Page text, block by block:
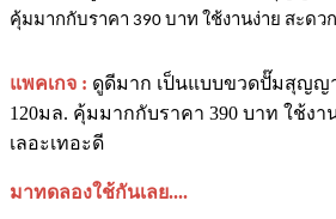
คุ้มมากกับราคา 390 บาท ใช้งานง่าย สะดว
แพคเกจ : ดูดีมาก เป็นแบบขวดปั๊มสุญญ
120มล. คุ้มมากกับราคา 390 บาท ใช้งา
เลอะเทอะดี
มาทดลองใช้กันเลย....